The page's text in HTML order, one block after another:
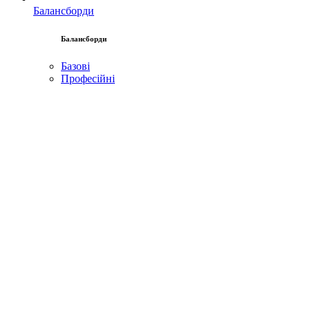
Балансборди
Балансборди
Базові
Професійні